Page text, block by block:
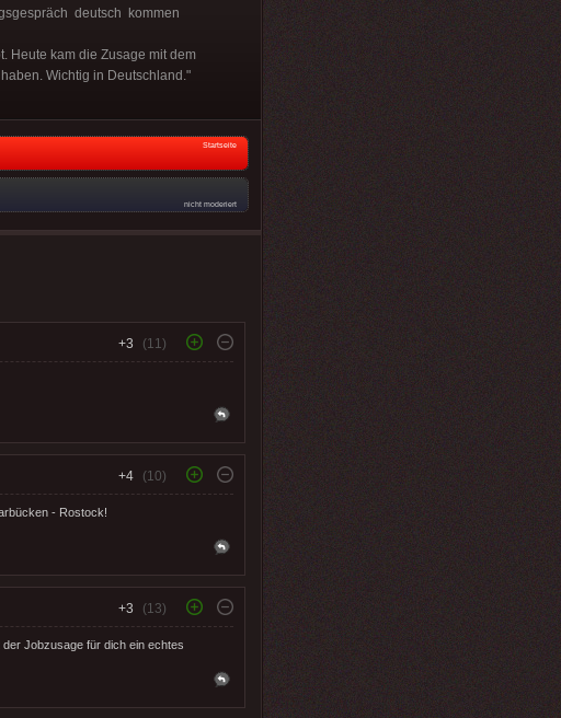
deutsch kommen
Heute kam die Zusage mit dem
Wichtig in Deutschland."
Startseite
nicht moderiert
+3 (11)
+4 (10)
- Rostock!
+3 (13)
Jobzusage für dich ein echtes